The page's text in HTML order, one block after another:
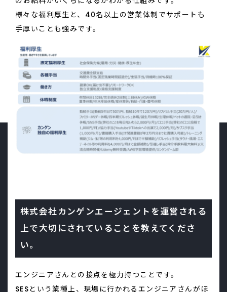
様々な福利厚生と、40名以上の営業体制でサポートも
手厚いことも強みです。
株式会社カンゲンエージェントを運営される
上で大切にされていることを教えてくださ
い。
エンジニアさんとの接点を極力持つことです。
SESという業種上、現場に行かれるエンジニアさんがほ